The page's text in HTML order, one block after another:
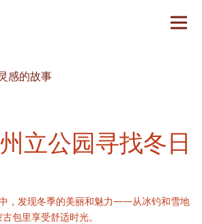
切换
感的故事
立公园寻找冬日
，发现冬季的美丽和魅力——从冰钓和雪地
包里享受舒适时光。